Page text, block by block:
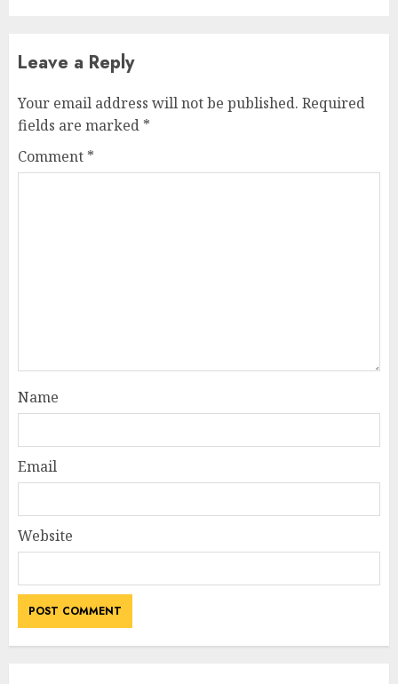
Leave a Reply
Your email address will not be published. Required
fields are marked *
Comment *
Name
Email
Website